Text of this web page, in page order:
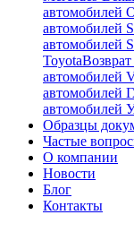
автомобилей
автомобилей
автомобилей
Toyota
автомобилей
автомобилей
автомобилей
Образцы
Частые
О компании
Новости
Блог
Контакты